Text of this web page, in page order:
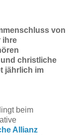
von
ihre
christliche
jährlich im
beim
Allianz